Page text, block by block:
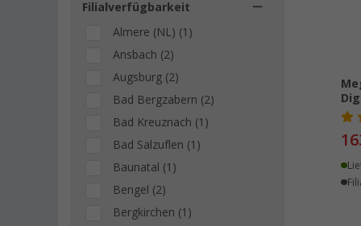
Filialverfügbarkeit
Almere (NL) (1)
Ansbach (2)
Augsburg (2)
Bad Bergzabern (2)
Bad Kreuznach (1)
Bad Salzuflen (1)
Baunatal (1)
Bengel (2)
Bergkirchen (1)